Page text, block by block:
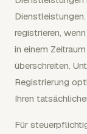
registrieren,
in einem
überschreiten.
Registrierung
Ihren
Für